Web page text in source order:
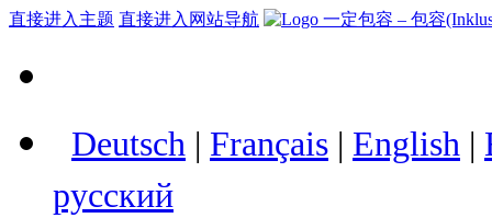
直接进入主题 直接进入网站导航
Deutsch | Français | English |
русский